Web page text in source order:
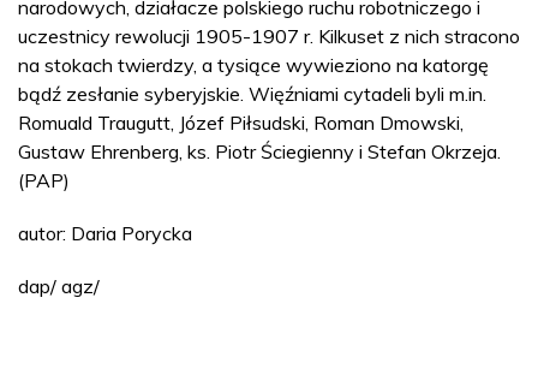
narodowych, działacze polskiego ruchu robotniczego i
uczestnicy rewolucji 1905-1907 r. Kilkuset z nich stracono
na stokach twierdzy, a tysiące wywieziono na katorgę
bądź zesłanie syberyjskie. Więźniami cytadeli byli m.in.
Romuald Traugutt, Józef Piłsudski, Roman Dmowski,
Gustaw Ehrenberg, ks. Piotr Ściegienny i Stefan Okrzeja.
(PAP)
autor: Daria Porycka
dap/ agz/